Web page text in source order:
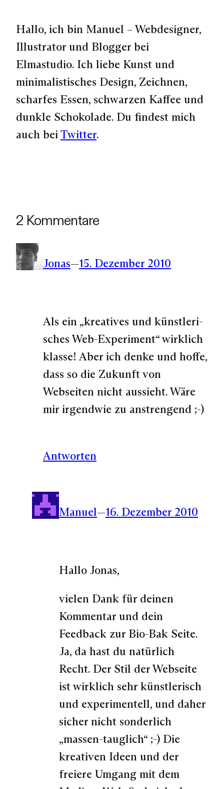
Hallo, ich bin Manuel – Webdesigner,
Illustrator und Blogger bei
Elmastudio. Ich liebe Kunst und
minimalistisches Design, Zeichnen,
scharfes Essen, schwarzen Kaffee und
dunkle Schokolade. Du findest mich
auch beiTwitter.
2 Kommentare
Jonas—15. Dezember 2010
Als ein „krea­tives und künst­le­ri­
sches Web-Experiment“ wirklich
klasse! Aber ich denke und hoffe,
dass so die Zukunft von
Webseiten nicht aussieht. Wäre
mir irgendwie zu anstrengend ;-)
Antworten
Manuel—16. Dezember 2010
Hallo Jonas,
vielen Dank für deinen
Kommentar und dein
Feedback zur Bio-Bak Seite.
Ja, da hast du natürlich
Recht. Der Stil der Webseite
ist wirklich sehr künstlerisch
und experimentell, und daher
sicher nicht sonderlich
„massen-tauglich“ ;-) Die
kreativen Ideen und der
freiere Umgang mit dem